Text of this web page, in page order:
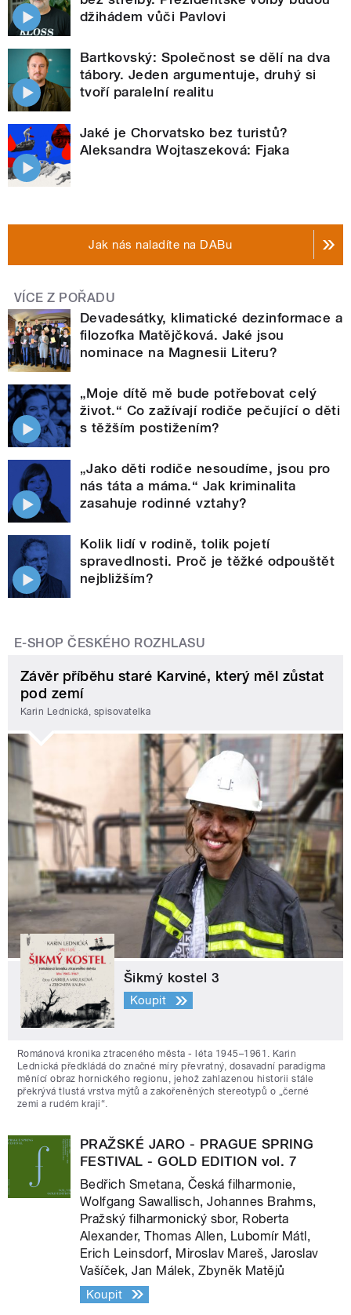
džihádem vůči Pavlovi
Bartkovský: Společnost se dělí na dva
tábory. Jeden argumentuje, druhý si
tvoří paralelní realitu
Jaké je Chorvatsko bez turistů?
Aleksandra Wojtaszeková: Fjaka
Jak nás naladíte na DABu
VÍCE Z POŘADU
Devadesátky, klimatické dezinformace a
filozofka Matějčková. Jaké jsou
nominace na Magnesii Literu?
„Moje dítě mě bude potřebovat celý
život.“ Co zažívají rodiče pečující o děti
s těžším postižením?
„Jako děti rodiče nesoudíme, jsou pro
nás táta a máma.“ Jak kriminalita
zasahuje rodinné vztahy?
Kolik lidí v rodině, tolik pojetí
spravedlnosti. Proč je těžké odpouštět
nejbližším?
E-SHOP ČESKÉHO ROZHLASU
Závěr příběhu staré Karviné, který měl zůstat
pod zemí
Karin Lednická, spisovatelka
Šikmý kostel 3
Koupit
Románová kronika ztraceného města - léta 1945–1961. Karin
Lednická předkládá do značné míry převratný, dosavadní paradigma
měnící obraz hornického regionu, jehož zahlazenou historii stále
překrývá tlustá vrstva mýtů a zakořeněných stereotypů o „černé
zemi a rudém kraji“.
PRAŽSKÉ JARO - PRAGUE SPRING
FESTIVAL - GOLD EDITION vol. 7
Bedřich Smetana, Česká filharmonie,
Wolfgang Sawallisch, Johannes Brahms,
Pražský filharmonický sbor, Roberta
Alexander, Thomas Allen, Lubomír Mátl,
Erich Leinsdorf, Miroslav Mareš, Jaroslav
Vašíček, Jan Málek, Zbyněk Matějů
Koupit